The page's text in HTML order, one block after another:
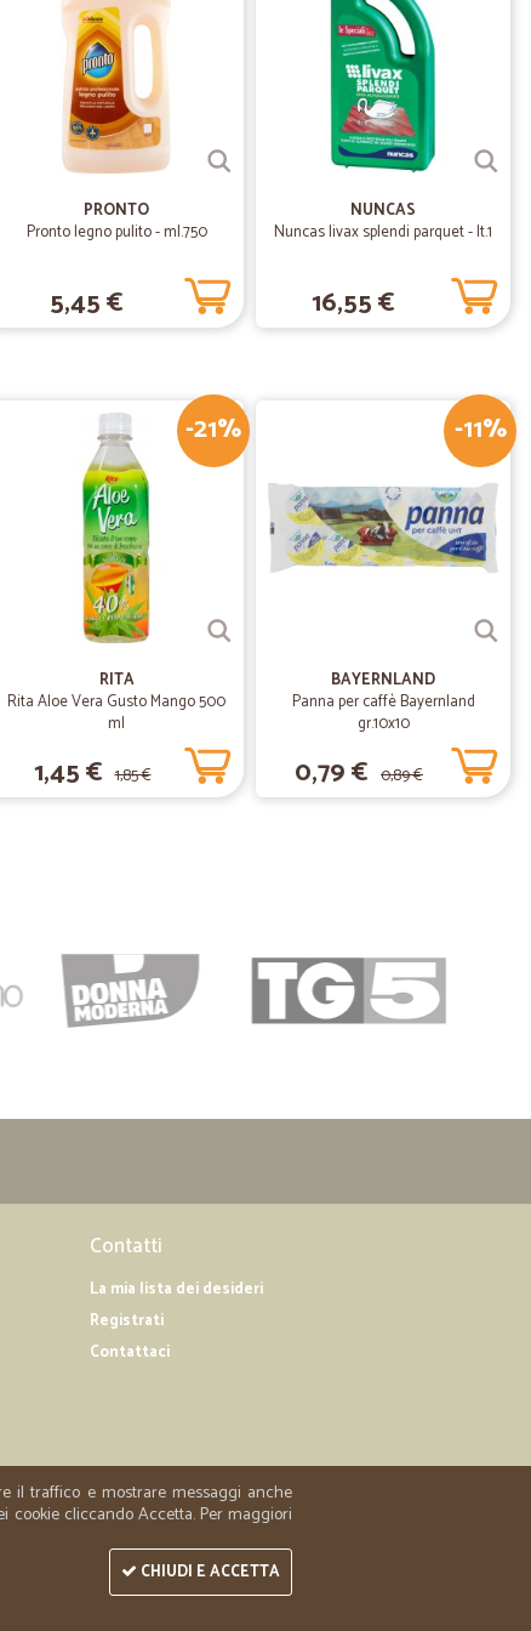
25/08/2020
buone…
condizioni
16/06/2020
Hanno praticamente tutto.
ottimo
Soddisfatta
05/06/2019
che cercavo.
PRONTO
Pronto legno pulito - ml.750
5,45 €
NUNCAS
Nuncas livax splendi parquet - lt.1
16,55 €
-21%
RITA
Rita Aloe Vera Gusto Mango 500
ml
1,45 € 1,85 €
-11%
BAYERNLAND
Panna per caffè Bayernland
gr.10x10
0,79 € 0,89 €
Contatti
La mia lista dei desideri
Registrati
Contattaci
il traffico e mostrare messaggi anche
cookie cliccando Accetta. Per maggiori
CHIUDI E ACCETTA